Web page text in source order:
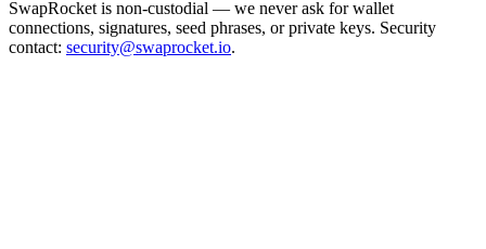
SwapRocket is non-custodial — we never ask for wallet
connections, signatures, seed phrases, or private keys. Security
contact: security@swaprocket.io.